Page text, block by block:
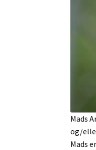
Mads
og/
Mads